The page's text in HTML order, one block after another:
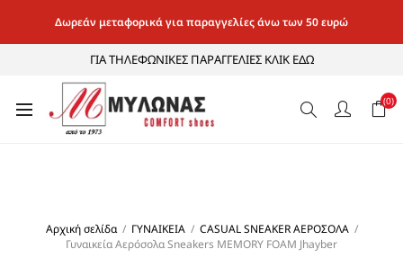
Δωρεάν μεταφορικά για παραγγελίες άνω των 50 ευρώ
ΓΙΑ ΤΗΛΕΦΩΝΙΚΕΣ ΠΑΡΑΓΓΕΛΙΕΣ ΚΛΙΚ ΕΔΩ
(0)
Αρχική σελίδα / ΓΥΝΑΙΚΕΙΑ / CASUAL SNEAKER ΑΕΡΟΣΟΛΑ /
Γυναικεία Αερόσολα Sneakers MEMORY FOAM Jhayber